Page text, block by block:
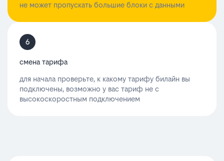
не может пропускать большие блоки с данными
6
смена тарифа
для начала проверьте, к какому тарифу билайн вы
подключены, возможно у вас тариф не с
высокоскоростным подключением